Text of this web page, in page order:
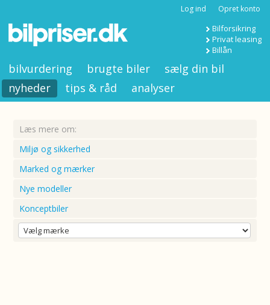
Log ind Opret konto
Bilforsikring
Privat leasing
Billån
bilvurdering brugte biler
sælg din bil
nyheder
tips & råd analyser
Læs mere om:
Miljø og sikkerhed
Marked og mærker
Nye modeller
Konceptbiler